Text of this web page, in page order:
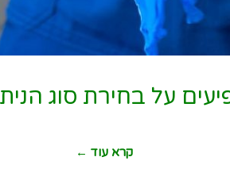
על בחירת סוג
קרא עוד ←